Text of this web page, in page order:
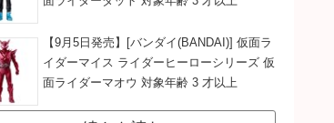
【9月5日発売】[バンダイ(BANDAI)] 仮面ラ
イダーマイス ライダーヒーローシリーズ 仮
面ライダーマオウ 対象年齢 3 才以上